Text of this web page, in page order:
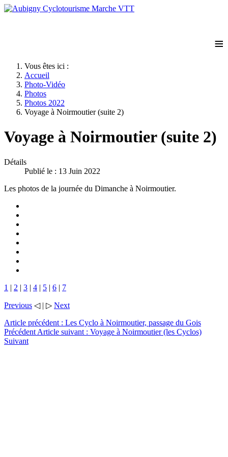
≡
Vous êtes ici :
Accueil
Photo-Vidéo
Photos
Photos 2022
Voyage à Noirmoutier (suite 2)
Voyage à Noirmoutier (suite 2)
Détails
Publié le : 13 Juin 2022
Les photos de la journée du Dimanche à Noirmoutier.
1 | 2 | 3 | 4 | 5 | 6 | 7
Previous ◁ | ▷ Next
Article précédent : Les Cyclo à Noirmoutier, passage du Gois
Précédent Article suivant : Voyage à Noirmoutier (les Cyclos)
Suivant